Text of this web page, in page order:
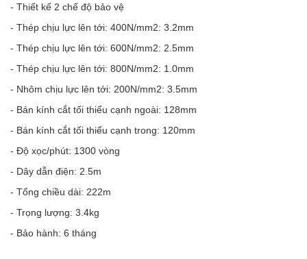
- Thiết kế 2 chế độ bảo vệ
- Thép chịu lực lên tới: 400N/mm2: 3.2mm
- Thép chịu lực lên tới: 600N/mm2: 2.5mm
- Thép chịu lực lên tới: 800N/mm2: 1.0mm
- Nhôm chịu lực lên tới: 200N/mm2: 3.5mm
- Bán kính cắt tối thiểu cạnh ngoài: 128mm
- Bán kính cắt tối thiểu cạnh trong: 120mm
- Độ xọc/phút: 1300 vòng
- Dây dẫn điện: 2.5m
- Tổng chiều dài: 222m
- Trọng lượng: 3.4kg
- Bảo hành: 6 tháng